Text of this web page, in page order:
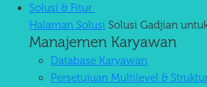
Solusi & Fitur
Halaman Solusi Solusi Gadjian
Manajemen Karyawan
Database Karyawan
Persetujuan Multilevel &
KPI karyawan. Akurat, tanpa ribet.
Kehandalan yang Tinggi